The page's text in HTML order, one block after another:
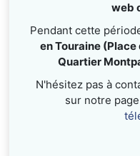
web
Pendant cette
en Touraine
Quartier
N'hésitez pas à
sur notre page